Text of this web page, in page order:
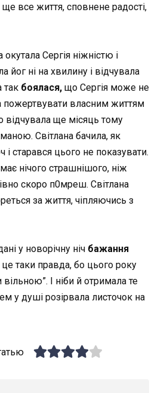
все життя, сповнене радості,
окутала Сергія ніжністю і
йог ні на хвилину і відчувала
так боялася, що Сергія може не
пожертвувати власним життям
відчувала ще місяць тому
Світлана бачила, як
і старався цього не показувати.
нічого страшнішого, ніж
скоро п0мреш. Світлана
за життя, чіпляючись з
у новорічну ніч бажання
таки правда, бо цього року
вільною”. І ніби й отримала те
у душі розірвала листочок на